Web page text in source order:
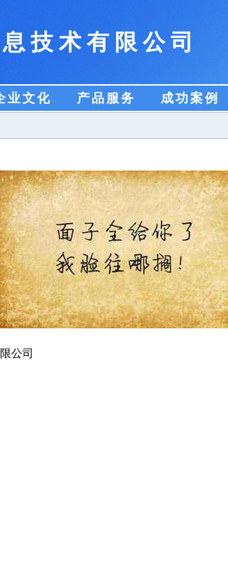
技术有限公司
业文化 产品服务 成功案例
公司